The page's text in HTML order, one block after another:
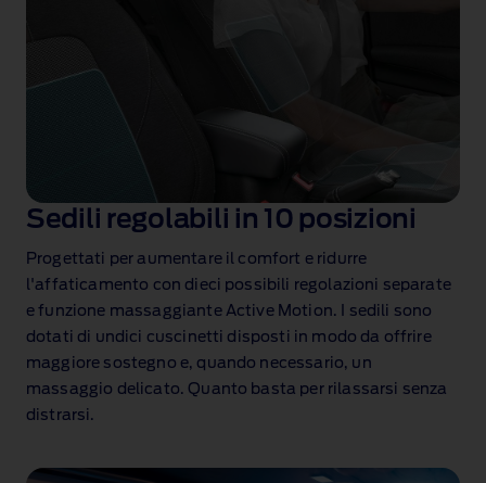
Sedili regolabili in 10 posizioni
Progettati per aumentare il comfort e ridurre
l'affaticamento con dieci possibili regolazioni separate
e funzione massaggiante Active Motion. I sedili sono
dotati di undici cuscinetti disposti in modo da offrire
maggiore sostegno e, quando necessario, un
massaggio delicato. Quanto basta per rilassarsi senza
distrarsi.